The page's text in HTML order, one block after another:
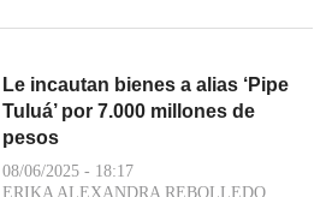
Le incautan bienes a alias ‘Pipe
Tuluá’ por 7.000 millones de
pesos
08/06/2025 - 18:17
ERIKA ALEXANDRA REBOLLEDO